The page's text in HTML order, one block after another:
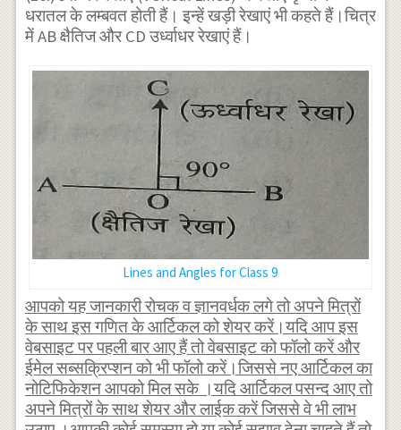
धरातल के लम्बवत होती हैं। इन्हें खड़ी रेखाएं भी कहते हैं।चित्र
में AB क्षैतिज और CD उर्ध्वाधर रेखाएं हैं।
Lines and Angles for Class 9
आपको यह जानकारी रोचक व ज्ञानवर्धक लगे तो अपने मित्रों
के साथ इस गणित के आर्टिकल को शेयर करें।यदि आप इस
वेबसाइट पर पहली बार आए हैं तो वेबसाइट को फॉलो करें और
ईमेल सब्सक्रिप्शन को भी फॉलो करें।जिससे नए आर्टिकल का
नोटिफिकेशन आपको मिल सके ।यदि आर्टिकल पसन्द आए तो
अपने मित्रों के साथ शेयर और लाईक करें जिससे वे भी लाभ